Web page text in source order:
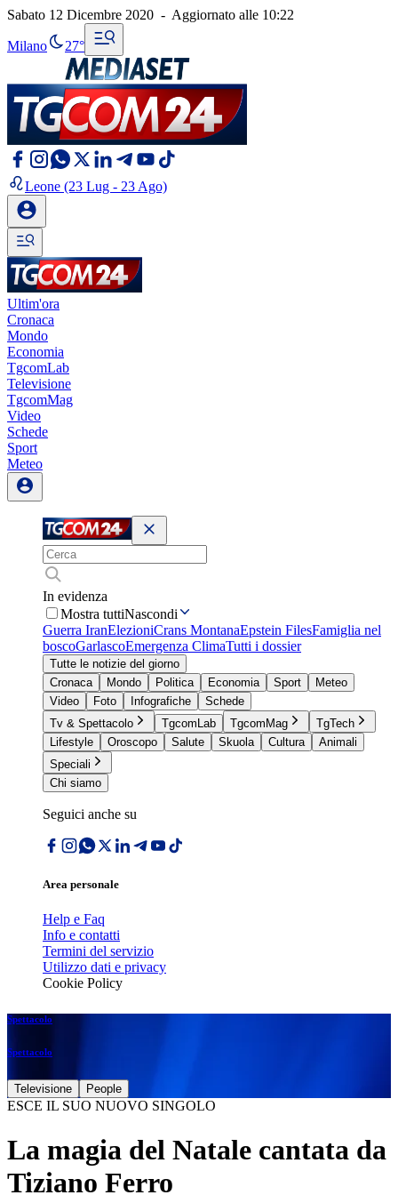
Sabato 12 Dicembre 2020 - Aggiornato alle 10:22
Milano 27°
Leone (23 Lug - 23 Ago)
Ultim'ora
Cronaca
Mondo
Economia
TgcomLab
Televisione
TgcomMag
Video
Schede
Sport
Meteo
In evidenza
Mostra tuttiNascondi
Guerra IranElezioniCrans MontanaEpstein FilesFamiglia nel
boscoGarlascoEmergenza ClimaTutti i dossier
Tutte le notizie del giorno
Cronaca
Mondo Politica Economia Sport
Meteo
Video
Foto Infografiche
Schede
Tv & Spettacolo
TgcomLab TgcomMag
TgTech
Lifestyle
Oroscopo Salute Skuola Cultura
Animali
Speciali
Chi siamo
Seguici anche su
Area personale
Help e Faq
Info e contatti
Termini del servizio
Utilizzo dati e privacy
Cookie Policy
Spettacolo
Spettacolo
Televisione People
ESCE IL SUO NUOVO SINGOLO
La magia del Natale cantata da
Tiziano Ferro